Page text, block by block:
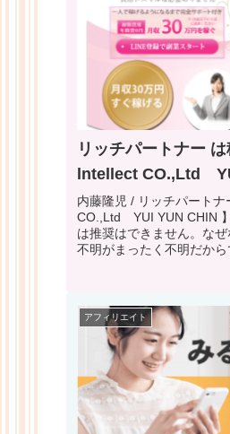
リッチパートナー
lntellect CO.,Ltd
内藤隆児 / リッチパート
CO.,Ltd YUI YUN CHIN
は推奨はできません。な
不明がまったく不明だから
アフィリエイト